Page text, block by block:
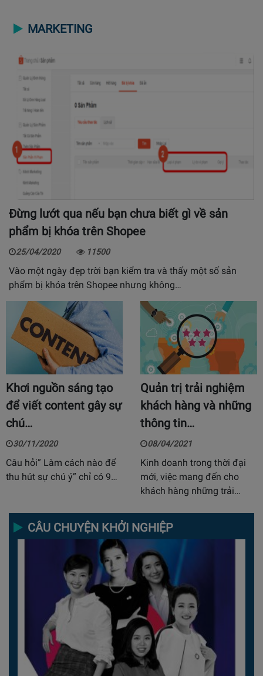
MARKETING
Đừng lướt qua nếu bạn chưa biết gì về sản
phẩm bị khóa trên Shopee
25/04/2020 11500
Vào một ngày đẹp trời bạn kiểm tra và thấy một số sản
phẩm bị khóa trên Shopee nhưng không…
Khơi nguồn sáng tạo
để viết content gây sự
chú…
30/11/2020
Câu hỏi” Làm cách nào để
thu hút sự chú ý” chỉ có 9…
Quản trị trải nghiệm
khách hàng và những
thông tin…
08/04/2021
Kinh doanh trong thời đại
mới, việc mang đến cho
khách hàng những trải…
CÂU CHUYỆN KHỞI NGHIỆP